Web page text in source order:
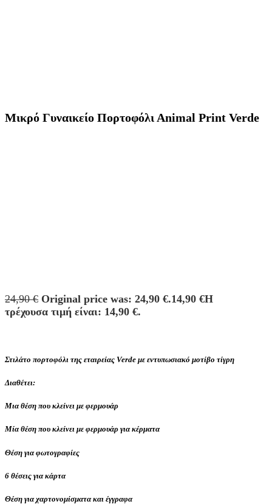
Μικρό Γυναικείο Πορτοφόλι Αnimal Print Verde
24,90€ Original price was: 24,90 €.14,90 €Η
τρέχουσα τιμή είναι: 14,90 €.
Στιλάτο πορτοφόλι της εταιρείας Verde με εντυπωσιακό μοτίβο τίγρη
Διαθέτει:
Μια θέση που κλείνει με φερμουάρ
Μία θέση που κλείνει με φερμουάρ για κέρματα
Θέση για φωτογραφίες
6 θέσεις για κάρτα
Θέση για χαρτονομίσματα και έγγραφα